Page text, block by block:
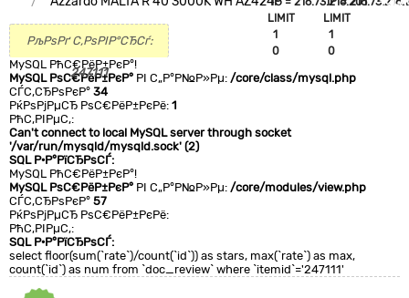
LIMIT
1
0
LIMIT
1
0
РљРѕРґ С‚РѕРІР°СЂСѓ:
247111
MySQL РћС€РёР±РєР°!
MySQL РѕС€РёР±РєР° РІ С„Р°Р№Р»Рµ: /core/class/mysql.php
СЃС‚СЂРѕРєР° 34
РќРѕРјРµСЂ РѕС€РёР±РєРё: 1
РћС‚РІРµС‚:
Can't connect to local MySQL server through socket
'/var/run/mysqld/mysqld.sock' (2)
SQL Р·Р°РїСЂРѕСЃ:
MySQL РћС€РёР±РєР°!
MySQL РѕС€РёР±РєР° РІ С„Р°Р№Р»Рµ: /core/modules/view.php
СЃС‚СЂРѕРєР° 57
РќРѕРјРµСЂ РѕС€РёР±РєРё:
РћС‚РІРµС‚:
SQL Р·Р°РїСЂРѕСЃ:
select floor(sum(`rate`)/count(`id`)) as stars, max(`rate`) as max,
count(`id`) as num from `doc_review` where `itemid`='247111'